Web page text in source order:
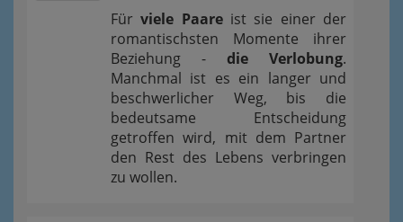
Fürviele Paareist sie einer der
romantischsten Momente ihrer
Beziehung - die Verlobung.
Manchmal ist es ein langer und
beschwerlicher Weg, bis die
bedeutsame Entscheidung
getroffen wird, mit dem Partner
den Rest des Lebens verbringen
zu wollen.